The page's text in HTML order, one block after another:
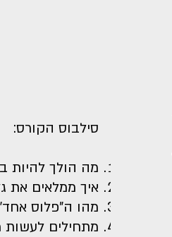
סילבוס הקורס:
מה הולך להיות
איך ממלאים את
מהו ה"פלוס אחד"
מתחילים לעשות